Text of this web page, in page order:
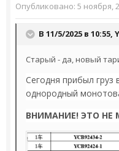
Опубликовано: 5 ноября,
В 11/5/2025 в 10:55,
Старый - да, новый
Сегодня прибыл груз
однородный
ВНИМАНИЕ! ЭТО НЕ